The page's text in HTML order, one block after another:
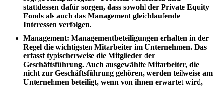
stattdessen dafür sorgen, dass sowohl der Private Equity
Fonds als auch das Management gleichlaufende
Interessen verfolgen.
Management: Managementbeteiligungen erhalten in der
Regel die wichtigsten Mitarbeiter im Unternehmen. Das
erfasst typischerweise die Mitglieder der
Geschäftsführung. Auch ausgewählte Mitarbeiter, die
nicht zur Geschäftsführung gehören, werden teilweise am
Unternehmen beteiligt, wenn von ihnen erwartet wird,